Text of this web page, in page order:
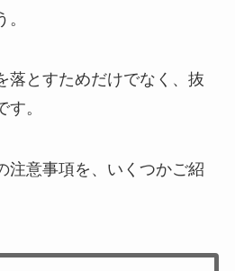
落とすためだけでなく、抜
。
注意事項を、いくつかご紹